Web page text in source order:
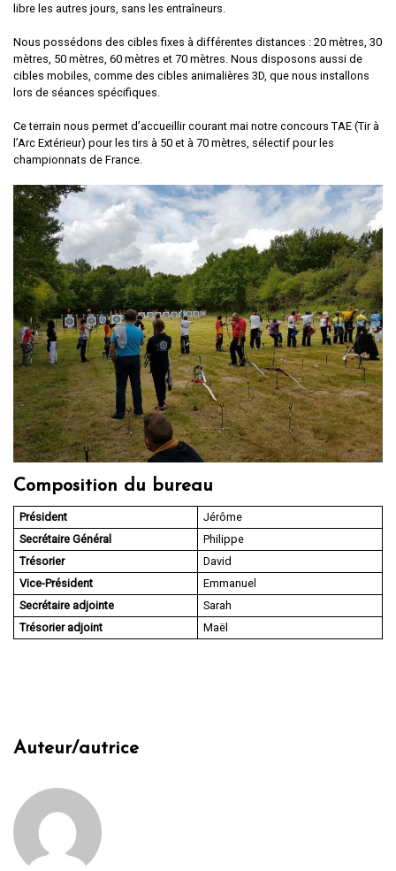
libre les autres jours, sans les entraîneurs.
Nous possédons des cibles fixes à différentes distances : 20 mètres, 30
mètres, 50 mètres, 60 mètres et 70 mètres. Nous disposons aussi de
cibles mobiles, comme des cibles animalières 3D, que nous installons
lors de séances spécifiques.
Ce terrain nous permet d’accueillir courant mai notre concours TAE (Tir à
l’Arc Extérieur) pour les tirs à 50 et à 70 mètres, sélectif pour les
championnats de France.
Composition du bureau
Président
Jérôme
Secrétaire Général
Philippe
Trésorier
David
Vice-Président
Emmanuel
Secrétaire adjointe
Sarah
Trésorier adjoint
Maël
Auteur/autrice